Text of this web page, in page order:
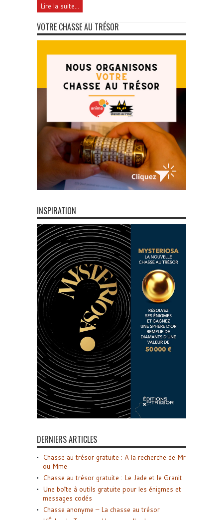
Lire la suite...
VOTRE CHASSE AU TRÉSOR
INSPIRATION
DERNIERS ARTICLES
Chasse au trésor gratuite : A la recherche de Mr
ou Mme
Chasse au trésor gratuite : Le Jade et le Granit
Une boîte à outils gratuite pour les énigmes et
messages codés
Chasse anonyme – La chasse au trésor